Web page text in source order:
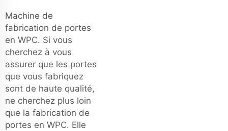
Machine de
fabrication de portes
en WPC. Si vous
cherchez à vous
assurer que les portes
que vous fabriquez
sont de haute qualité,
ne cherchez plus loin
que la fabrication de
portes en WPC. Elle